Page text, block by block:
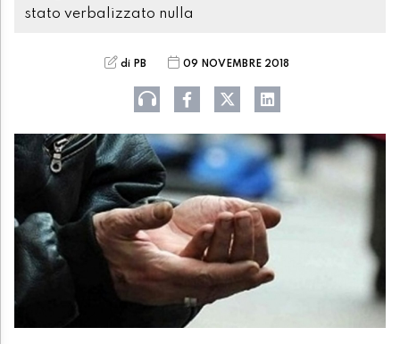
stato verbalizzato nulla
di PB 09 NOVEMBRE 2018